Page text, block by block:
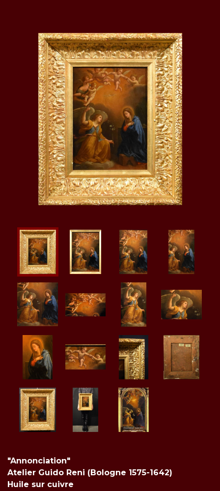
"Annonciation"
Atelier Guido Reni (Bologne 1575-1642)
Huile sur cuivre